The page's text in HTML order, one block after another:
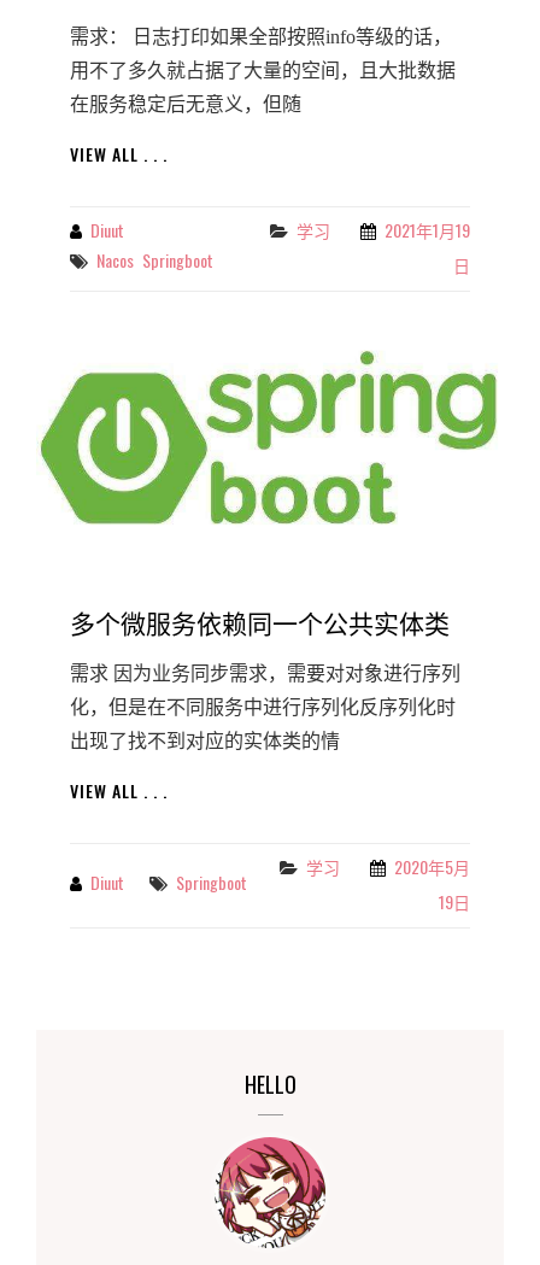
需求： 日志打印如果全部按照info等级的话，
用不了多久就占据了大量的空间，且大批数据
在服务稳定后无意义，但随
VIEW ALL . . .
新
配
By Diuut
Tags
Nacos Springboot
Categories
学习
2021年1月19
日
多个微服务依赖同一个公共实体类
需求 因为业务同步需求，需要对对象进行序列
化，但是在不同服务中进行序列化反序列化时
出现了找不到对应的实体类的情
VIEW ALL . . .
务
By Diuut Tags
Springboot
Categories
学习
2020年5月
19日
HELLO